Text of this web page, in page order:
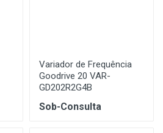
Variador de Frequência
Goodrive 20 VAR-
GD202R2G4B
Sob-Consulta